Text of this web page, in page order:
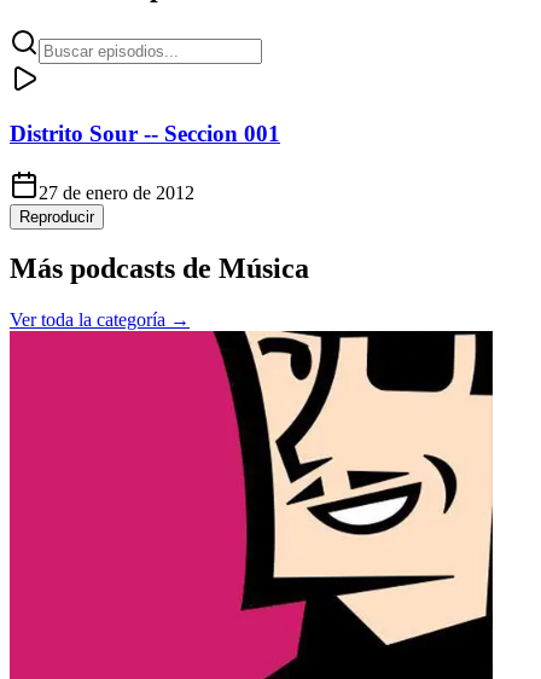
Distrito Sour -- Seccion 001
27 de enero de 2012
Reproducir
Más podcasts de Música
Ver toda la categoría →